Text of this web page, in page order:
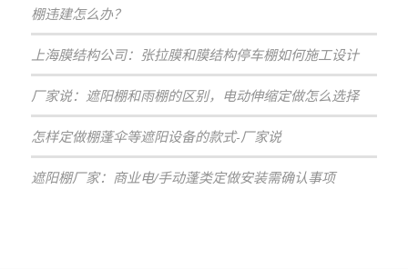
棚违建怎么办？
上海膜结构公司：张拉膜和膜结构停车棚如何施工设计
厂家说：遮阳棚和雨棚的区别，电动伸缩定做怎么选择
怎样定做棚蓬伞等遮阳设备的款式-厂家说
遮阳棚厂家：商业电/手动蓬类定做安装需确认事项